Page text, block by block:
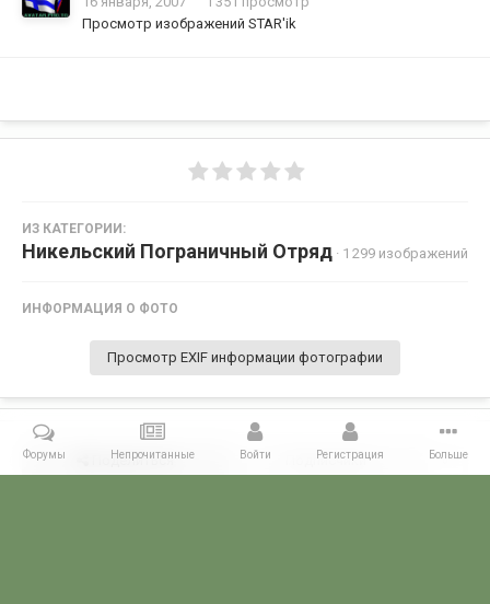
Просмотр изображений STAR'ik
ИЗ КАТЕГОРИИ:
Никельский Пограничный Отряд · 1 299 изображений
ИНФОРМАЦИЯ О ФОТО
Просмотр EXIF информации фотографии
Поделиться Подписчики 0
Форумы Непрочитанные Войти Регистрация Больше